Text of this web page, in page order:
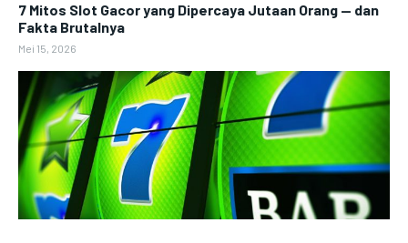
7 Mitos Slot Gacor yang Dipercaya Jutaan Orang — dan
Fakta Brutalnya
Mei 15, 2026